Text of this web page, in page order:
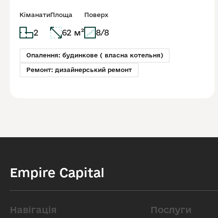
Кіманати
2
Площа
62 м²
Поверх
8/8
Опалення: будинкове ( власна котельня)
Ремонт: дизайнерський ремонт
Empire Capital
Навігація Послуги